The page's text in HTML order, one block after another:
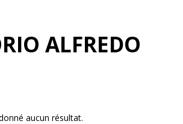
ALFREDO
aucun résultat.